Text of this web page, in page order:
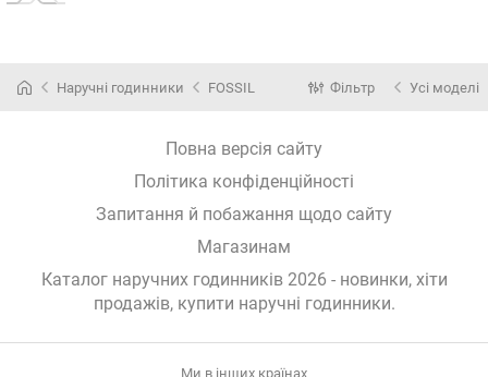
Наручні годинники FOSSIL Фільтр Усі моделі
Повна версія сайту
Політика конфіденційності
Запитання й побажання щодо сайту
Магазинам
Каталог наручних годинників 2026 - новинки, хіти
продажів, купити наручні годинники.
Ми в інших країнах